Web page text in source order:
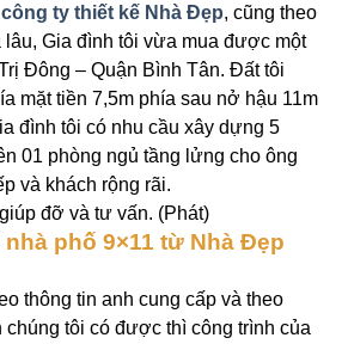
công ty thiết kế Nhà Đẹp, cũng theo
lâu, Gia đình tôi vừa mua được một
Đông – Quận Bình Tân. Đất tôi
mặt tiền 7,5m phía sau nở hậu 11m
đình tôi có nhu cầu xây dựng 5
01 phòng ngủ tầng lửng cho ông
và khách rộng rãi.
đỡ và tư vấn. (Phát)
phố 9×11 từ Nhà Đẹp
thông tin anh cung cấp và theo
chúng tôi có được thì công trình của